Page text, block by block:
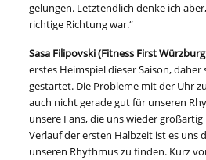
gelungen. Letztendlich denke ich
richtige Richtung war.“
Sasa Filipovski (Fitness First
erstes Heimspiel dieser Saison,
gestartet. Die Probleme mit der Uhr
auch nicht gerade gut für unseren
unsere Fans, die uns wieder
Verlauf der ersten Halbzeit ist es uns
unseren Rhythmus zu finden. Kurz